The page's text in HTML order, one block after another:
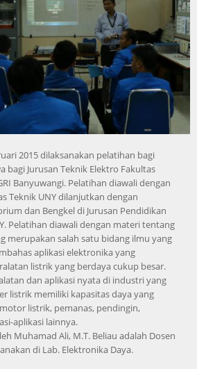
2015 dilaksanakan pelatihan bagi
bagi Jurusan Teknik Elektro Fakultas
Banyuwangi. Pelatihan diawali dengan
Teknik UNY dilanjutkan dengan
dan Bengkel di Jurusan Pendidikan
Pelatihan diawali dengan materi tentang
merupakan salah satu bidang ilmu yang
aplikasi elektronika yang
listrik yang berdaya cukup besar.
dan aplikasi nyata di industri yang
listrik memiliki kapasitas daya yang
listrik, pemanas, pendingin,
aplikasi lainnya.
Muhamad Ali, M.T. Beliau adalah Dosen
di Lab. Elektronika Daya.